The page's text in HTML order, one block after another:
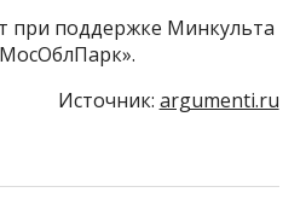
при поддержке Минкульта
Источник: argumenti.ru